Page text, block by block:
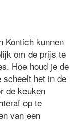
Kontich kunnen
om de prijs te
Hoe houd je de
scheelt het in de
de keuken
op te
van een